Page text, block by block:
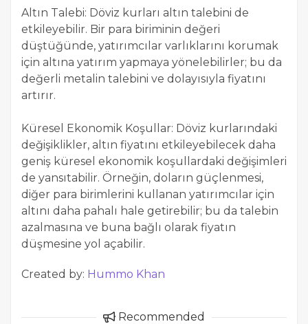
Altın Talebi: Döviz kurları altın talebini de
etkileyebilir. Bir para biriminin değeri
düştüğünde, yatırımcılar varlıklarını korumak
için altına yatırım yapmaya yönelebilirler; bu da
değerli metalin talebini ve dolayısıyla fiyatını
artırır.
Küresel Ekonomik Koşullar: Döviz kurlarındaki
değişiklikler, altın fiyatını etkileyebilecek daha
geniş küresel ekonomik koşullardaki değişimleri
de yansıtabilir. Örneğin, doların güçlenmesi,
diğer para birimlerini kullanan yatırımcılar için
altını daha pahalı hale getirebilir; bu da talebin
azalmasına ve buna bağlı olarak fiyatın
düşmesine yol açabilir.
Created by: Hummo Khan
Recommended